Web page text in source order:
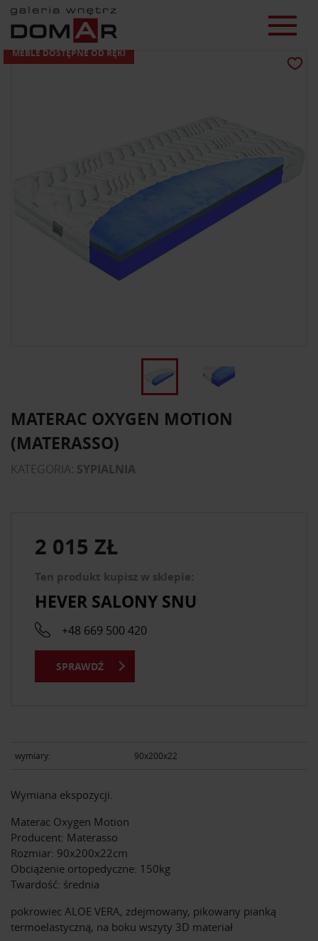
MEBLE DOSTĘPNE OD RĘKI
MATERAC OXYGEN MOTION
(MATERASSO)
KATEGORIA: SYPIALNIA
wymiary: 90x200x22
Wymiana ekspozycji.
Materac Oxygen Motion
Producent: Materasso
Rozmiar: 90x200x22cm
Obciążenie ortopedyczne: 150kg
Twardość: średnia
pokrowiec ALOE VERA, zdejmowany, pikowany pianką
termoelastyczną, na boku wszyty 3D materiał
2 015 ZŁ
Ten produkt kupisz w sklepie:
HEVER SALONY SNU
+48 669 500 420
SPRAWDŹ